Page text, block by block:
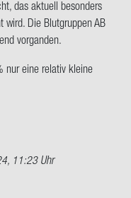
das ak­tu­ell be­son­ders
wird. Die Blut­grup­pen AB
vor­gan­den.
nur eine re­la­tiv klei­ne
11:23 Uhr